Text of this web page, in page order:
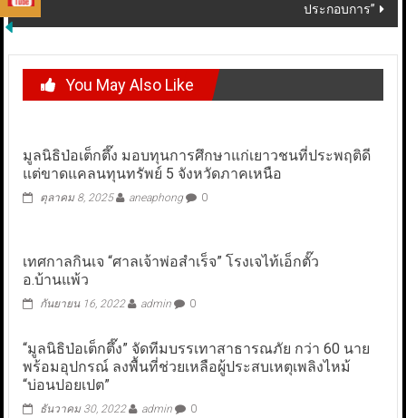
ประกอบการ”
You May Also Like
มูลนิธิป่อเต็กตึ๊ง มอบทุนการศึกษาแก่เยาวชนที่ประพฤติดี
แต่ขาดแคลนทุนทรัพย์ 5 จังหวัดภาคเหนือ
ตุลาคม 8, 2025 aneaphong 0
เทศกาลกินเจ “ศาลเจ้าพ่อสำเร็จ” โรงเจไท้เอ็กตั๊ว
อ.บ้านแพ้ว
กันยายน 16, 2022 admin 0
“มูลนิธิป่อเต็กตึ๊ง” จัดทีมบรรเทาสาธารณภัย กว่า 60 นาย
พร้อมอุปกรณ์ ลงพื้นที่ช่วยเหลือผู้ประสบเหตุเพลิงไหม้
“บ่อนปอยเปต”
ธันวาคม 30, 2022 admin 0